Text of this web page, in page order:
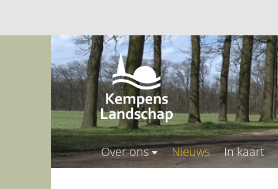
Over ons Nieuws In kaart